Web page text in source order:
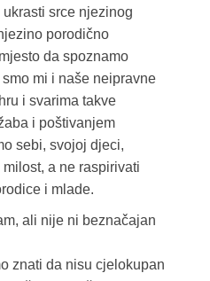
srce njezinog
porodično
da spoznamo
mi i naše neipravne
i svarima takve
i poštivanjem
sebi, svojoj djeci,
a ne raspirivati
i mlade.
ali nije ni beznačajan
znati da nisu cjelokupan